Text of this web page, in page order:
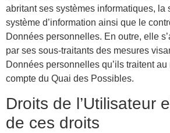
abritant ses systèmes informatiques, la
système d’information ainsi que le
Données personnelles. En outre, elle
par ses sous-traitants des mesures
Données personnelles qu’ils traitent
compte du Quai des Possibles.
Droits de l’Utilisateur
de ces droits